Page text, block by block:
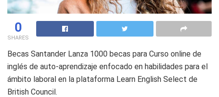
0
SHARES
Becas Santander Lanza 1000 becas para Curso online de
inglés de auto-aprendizaje enfocado en habilidades para el
ámbito laboral en la plataforma Learn English Select de
British Council.